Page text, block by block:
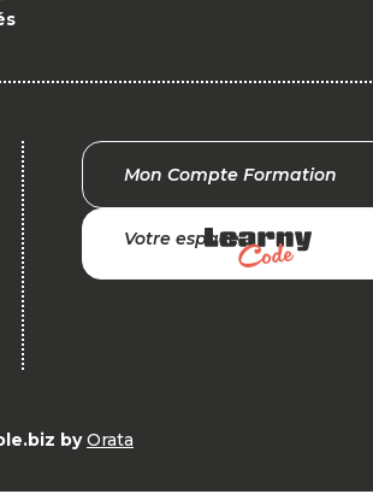
Mon Compte Formation
Votre espace
byOrata